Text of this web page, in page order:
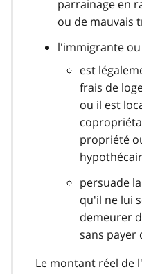
parrainage en
ou de mauvais
l'immigrante
est
frais de
ou il est
propriété
persuade
qu'il ne lui
demeurer
sans payer
Le montant réel de